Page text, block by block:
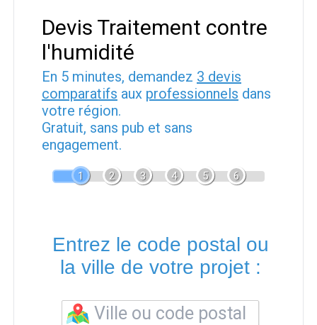
Devis Traitement contre
l'humidité
En 5 minutes, demandez 3 devis
comparatifs aux professionnels dans
votre région.
Gratuit, sans pub et sans
engagement.
1 2 3 4 5 6
Entrez le code postal ou
la ville de votre projet :